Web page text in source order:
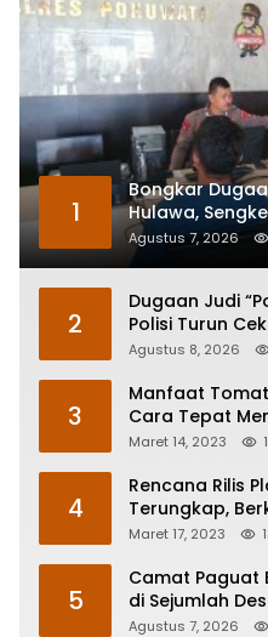
1
Bongkar
Hulawa,
Pengeroyokan
Agustus 7, 2026
2
Dugaan Judi
Polisi Turun
Menghilang
Agustus 8, 2026
3
Manfaat
Cara Tepat
Maret 14, 2023
4
Rencana Rilis
Terungkap,
Maret 17, 2023
5
Camat Paguat
di Sejumlah
ke Polisi
Agustus 7, 2026